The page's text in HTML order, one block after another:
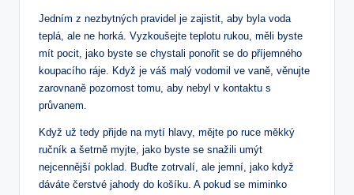
Jedním z nezbytných pravidel je zajistit, aby byla voda
teplá, ale ne horká. Vyzkoušejte teplotu rukou, měli byste
mít pocit, jako byste se chystali ponořit se do příjemného
koupacího ráje. Když je váš malý vodomil ve vaně, věnujte
zarovnaně pozornost tomu, aby nebyl v kontaktu s
průvanem.
Když už tedy přijde na mytí hlavy, mějte po ruce měkký
ručník a šetrně myjte, jako byste se snažili umýt
nejcennější poklad. Buďte zotrvalí, ale jemní, jako když
dáváte čerstvé jahody do košíku. A pokud se miminko